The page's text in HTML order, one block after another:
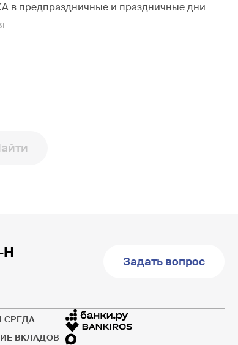
в предпраздничные и праздничные дни
Задать вопрос
СРЕДА
ВКЛАДОВ